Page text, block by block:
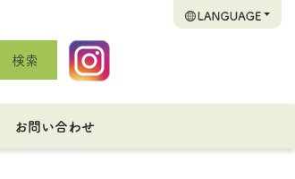
検索
お問い合わせ